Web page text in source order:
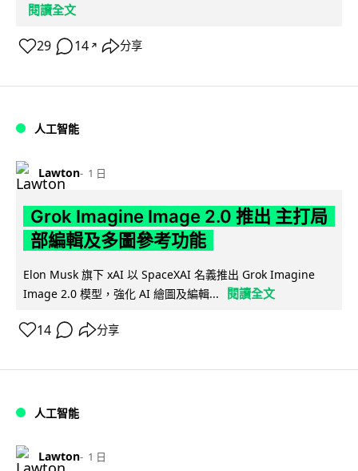
閱讀全文
29 14 ↗ 分享
人工智能
Lawton 1 日
Grok Imagine Image 2.0 推出 主打局
部編輯及多圖參考功能
Elon Musk 旗下 xAI 以 SpaceXAI 名義推出 Grok Imagine
Image 2.0 模型，強化 AI 繪圖及編輯...
閱讀全文
14 分享
人工智能
Lawton 1 日